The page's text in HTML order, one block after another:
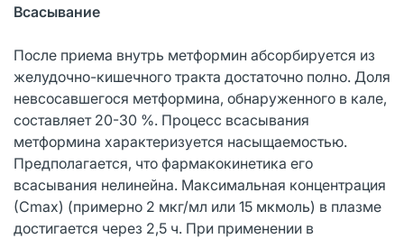
Всасывание
После приема внутрь метформин абсорбируется из
желудочно-кишечного тракта достаточно полно. Доля
невсосавшегося метформина, обнаруженного в кале,
составляет 20-30 %. Процесс всасывания
метформина характеризуется насыщаемостью.
Предполагается, что фармакокинетика его
всасывания нелинейна. Максимальная концентрация
(Сmax) (примерно 2 мкг/мл или 15 мкмоль) в плазме
достигается через 2,5 ч. При применении в